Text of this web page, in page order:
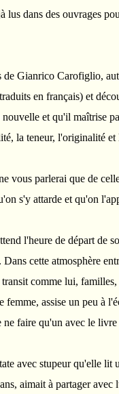
lus dans des ouvrages
de Gianrico Carofiglio,
en français) et
et qu'il maîtrise
la teneur, l'originalité
vous parlerai que de
s'y attarde et qu'on
l'heure de départ de
cette atmosphère
comme lui,
femme, assise un peu à
faire qu'un avec le
avec stupeur qu'elle lit
aimait à partager avec